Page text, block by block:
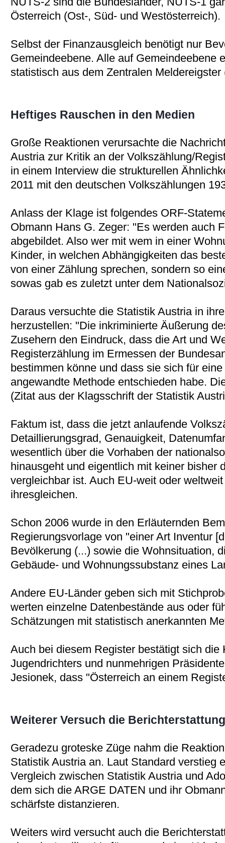
Österreich (Ost-, Süd- und Westösterreich).
Selbst der Finanzausgleich benötigt nur
Gemeindeebene. Alle auf Gemeindeebene
statistisch aus dem Zentralen
Heftiges Rauschen in den Medien
Große Reaktionen verursachte die
Austria zur Kritik an der Volkszählung/
in einem Interview die strukturellen
2011 mit den deutschen Volkszählungen
Anlass der Klage ist folgendes ORF-
Obmann Hans G. Zeger: "Es werden auch
abgebildet. Also wer mit wem in einer
Kinder, in welchen Abhängigkeiten das
von einer Zählung sprechen, sondern so
sowas gab es zuletzt unter dem
Daraus versuchte die Statistik Austria in
herzustellen: "Die inkriminierte Äußerung
Zusehern den Eindruck, dass die Art und
Registerzählung im Ermessen der
bestimmen könne und dass sie sich für
angewandte Methode entschieden habe.
(Zitat aus der Klagsschrift der Statistik
Faktum ist, dass die jetzt anlaufende
Detaillierungsgrad, Genauigkeit,
wesentlich über die Vorhaben der
hinausgeht und eigentlich mit keiner bisher
vergleichbar ist. Auch EU-weit oder
ihresgleichen.
Schon 2006 wurde in den Erläuternden
Regierungsvorlage von "einer Art Inventur
Bevölkerung (...) sowie die Wohnsituation,
Gebäude- und Wohnungssubstanz eines
Andere EU-Länder geben sich mit
werten einzelne Datenbestände aus oder
Schätzungen mit statistisch anerkannten
Auch bei diesem Register bestätigt sich die
Jugendrichters und nunmehrigen
Jesionek, dass "Österreich an einem
Weiterer Versuch die
Geradezu groteske Züge nahm die
Statistik Austria an. Laut Standard verstieg
Vergleich zwischen Statistik Austria und
dem sich die ARGE DATEN und ihr
schärfste distanzieren.
Weiters wird versucht auch die